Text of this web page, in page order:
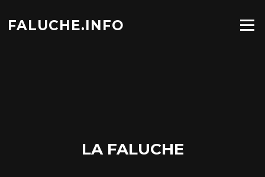
contenu
FALUCHE.INFO Menu
LA FALUCHE